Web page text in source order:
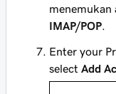
menemukan
IMAP/POP
Enter your
select Add